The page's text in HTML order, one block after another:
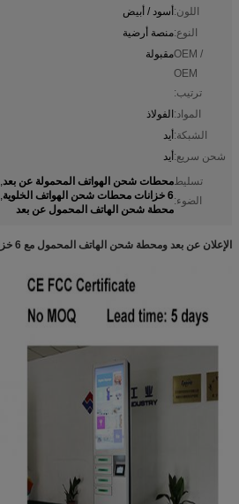
اللون:أسود / أبيض
النوع:منصة أرضية
OEM /
OEM
ترتيب:
مقبولة
المواد:الفولاذ
الشبكة:أيد
شحن سريع:أيد
تسليط
الضوء:
محطات شحن الهواتف المحمولة عن بعد,
6 خزانات محطات شحن الهواتف الخلوية ,
محطة شحن الهاتف المحمول عن بعد
الإعلان عن بعد ومحطة شحن الهاتف المحمول مع 6 خزائن كهربائية